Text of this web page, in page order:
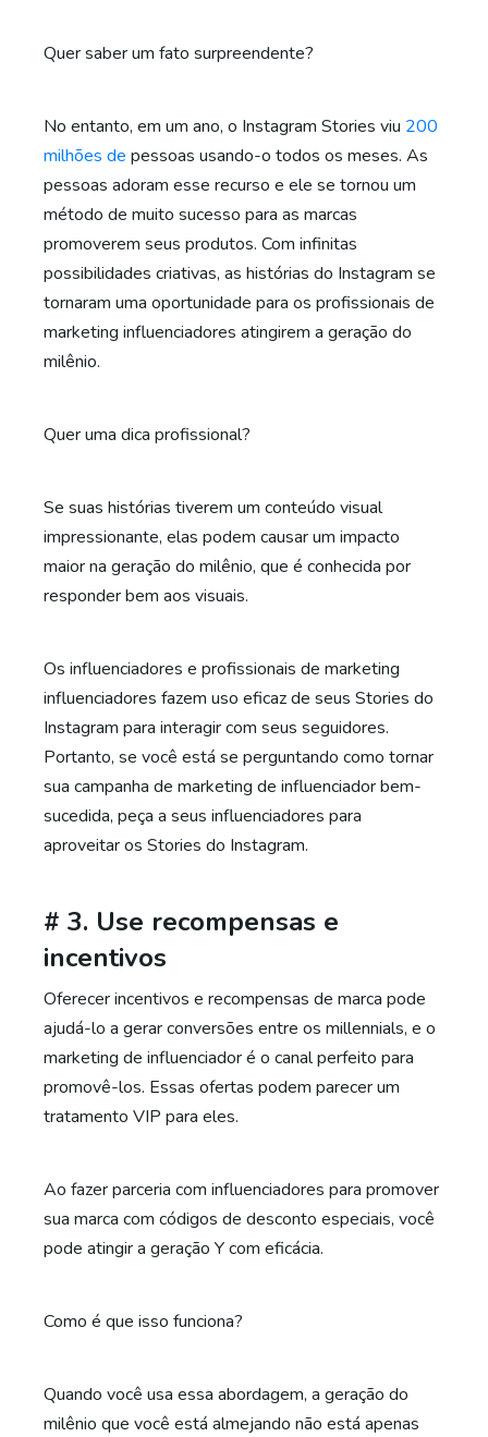
Quer saber um fato surpreendente?
No entanto, em um ano, o Instagram Stories viu 200
milhões de pessoas usando-o todos os meses. As
pessoas adoram esse recurso e ele se tornou um
método de muito sucesso para as marcas
promoverem seus produtos. Com infinitas
possibilidades criativas, as histórias do Instagram se
tornaram uma oportunidade para os profissionais de
marketing influenciadores atingirem a geração do
milênio.
Quer uma dica profissional?
Se suas histórias tiverem um conteúdo visual
impressionante, elas podem causar um impacto
maior na geração do milênio, que é conhecida por
responder bem aos visuais.
Os influenciadores e profissionais de marketing
influenciadores fazem uso eficaz de seus Stories do
Instagram para interagir com seus seguidores.
Portanto, se você está se perguntando como tornar
sua campanha de marketing de influenciador bem-
sucedida, peça a seus influenciadores para
aproveitar os Stories do Instagram.
# 3. Use recompensas e
incentivos
Oferecer incentivos e recompensas de marca pode
ajudá-lo a gerar conversões entre os millennials, e o
marketing de influenciador é o canal perfeito para
promovê-los. Essas ofertas podem parecer um
tratamento VIP para eles.
Ao fazer parceria com influenciadores para promover
sua marca com códigos de desconto especiais, você
pode atingir a geração Y com eficácia.
Como é que isso funciona?
Quando você usa essa abordagem, a geração do
milênio que você está almejando não está apenas